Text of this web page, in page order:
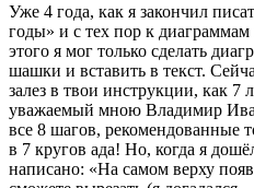
Уже 4 года, как я закончил
годы» и с тех пор к
этого я мог только сделать
шашки и вставить в текст.
залез в твои инструкции, как 7
уважаемый мною Владимир
все 8 шагов, рекомендованные
в 7 кругов ада! Но, когда я
написано: «На самом верху